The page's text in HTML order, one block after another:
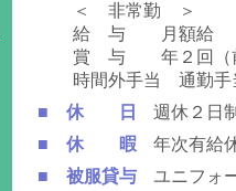
＜ 非常勤 ＞
給 与 月額給 ２
賞 与 年２回（前年
時間外手当 通勤手
■ 休 日
週休２日
■ 休 暇
年次有給
■ 被服貸与
ユニフォ